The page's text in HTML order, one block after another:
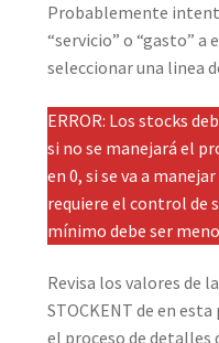
Probablemente
“servicio” o “gasto” a
seleccionar una linea
ERROR: Los stocks
si no se manejará el
en 0, si se va a
requiere el control de
mínimo debe ser
Revisa los valores de
STOCKENT de en
el proceso de detalles